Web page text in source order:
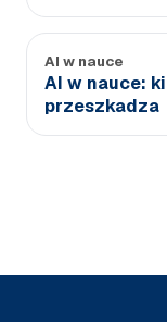
AI w nauce
AI w nauce:
przeszkadza